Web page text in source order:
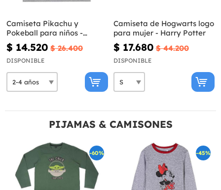
Camiseta Pikachu y
Pokeball para niños -
Pokémon
$ 14.520 $ 26.400
DISPONIBLE
Camiseta de Hogwarts logo
para mujer - Harry Potter
$ 17.680 $ 44.200
DISPONIBLE
PIJAMAS & CAMISONES
-60% -45%